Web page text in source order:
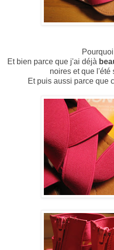
Et bien parce que j'ai déjà
noires et que l'été
Et puis aussi parce que